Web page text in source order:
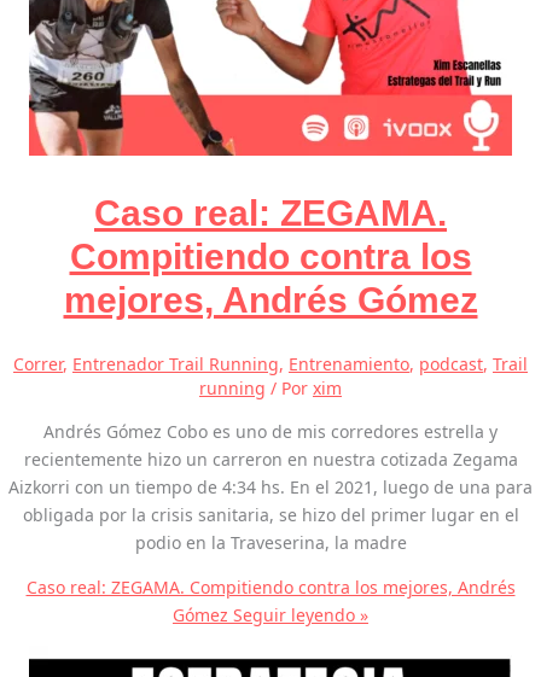
Caso real: ZEGAMA.
Compitiendo contra los
mejores, Andrés Gómez
Correr, Entrenador Trail Running, Entrenamiento, podcast, Trail
running / Por xim
Andrés Gómez Cobo es uno de mis corredores estrella y
recientemente hizo un carreron en nuestra cotizada Zegama
Aizkorri con un tiempo de 4:34 hs. En el 2021, luego de una para
obligada por la crisis sanitaria, se hizo del primer lugar en el
podio en la Traveserina, la madre
Caso real: ZEGAMA. Compitiendo contra los mejores, Andrés
Gómez Seguir leyendo »